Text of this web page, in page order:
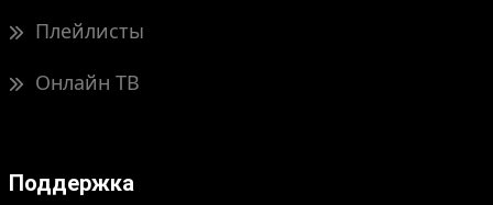
Плейлисты
Онлайн ТВ
Поддержка